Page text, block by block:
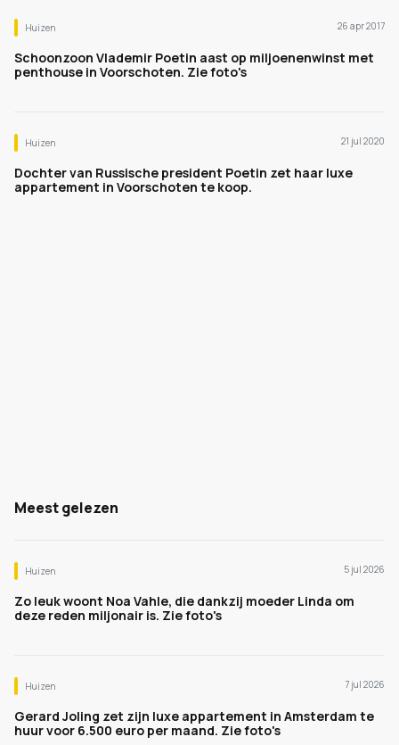
Huizen 26 apr 2017
Schoonzoon Vlademir Poetin aast op miljoenenwinst met
penthouse in Voorschoten. Zie foto's
Huizen 21 jul 2020
Dochter van Russische president Poetin zet haar luxe
appartement in Voorschoten te koop.
Meest gelezen
Huizen 5 jul 2026
Zo leuk woont Noa Vahle, die dankzij moeder Linda om
deze reden miljonair is. Zie foto's
Huizen 7 jul 2026
Gerard Joling zet zijn luxe appartement in Amsterdam te
huur voor 6.500 euro per maand. Zie foto's